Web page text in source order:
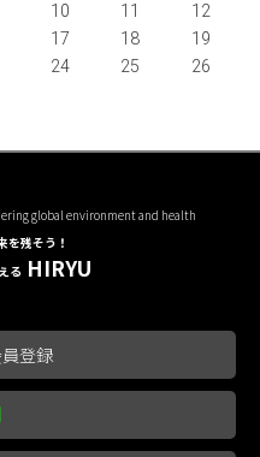
10 11
12
17 18
19
24 25
26
global environment and health
を残そう！
る HIRYU
登録